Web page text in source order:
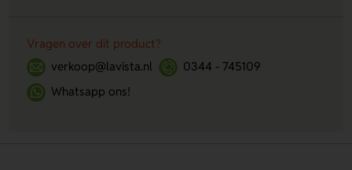
Vragen over dit product?
verkoop@lavista.nl
0344 - 745109
Whatsapp ons!